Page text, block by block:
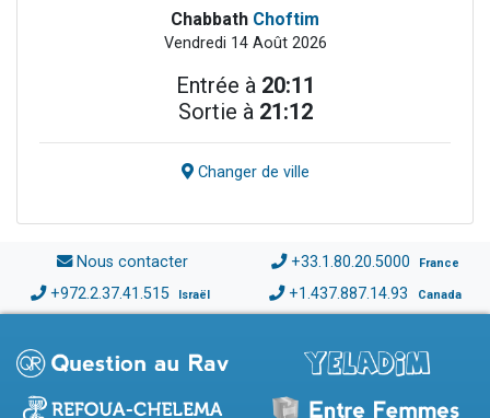
Chabbath Choftim
Vendredi 14 Août 2026
Entrée à 20:11
Sortie à 21:12
Changer de ville
Nous contacter +33.1.80.20.5000 France
+972.2.37.41.515 Israël +1.437.887.14.93 Canada